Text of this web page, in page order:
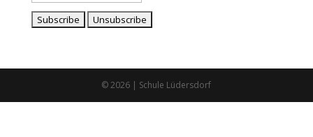
© 2026 | Schule Lüdersdorf